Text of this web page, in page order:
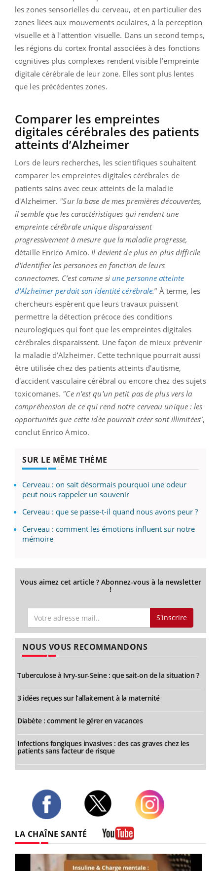
les zones sensorielles du cerveau, et en particulier des
zones liées aux mouvements oculaires, à la perception
visuelle et à l'attention visuelle. Dans un second temps,
les régions du cortex frontal associées à des fonctions
cognitives plus complexes rendent visible l’empreinte
digitale cérébrale de leur zone. Elles sont plus lentes
que les précédentes zones.
Comparer les empreintes
digitales cérébrales des patients
atteints d’Alzheimer
Lors de leurs recherches, les scientifiques souhaitent
comparer les empreintes digitales cérébrales de
patients sains avec ceux atteints de la maladie
d'Alzheimer. "Sur la base de mes premières découvertes,
il semble que les caractéristiques qui rendent une
empreinte cérébrale unique disparaissent
progressivement à mesure que la maladie progresse,
détaille Enrico Amico. Il devient de plus en plus difficile
d'identifier les personnes en fonction de leurs
connectomes. C’est comme si une personne atteinte
d’Alzheimer perdait son identité cérébrale.” À terme, les
chercheurs espèrent que leurs travaux puissent
permettre la détection précoce des conditions
neurologiques qui font que les empreintes digitales
cérébrales disparaissent. Une façon de mieux prévenir
la maladie d’Alzheimer. Cette technique pourrait aussi
être utilisée chez des patients atteints d'autisme,
d'accident vasculaire cérébral ou encore chez des sujets
toxicomanes. "Ce n'est qu'un petit pas de plus vers la
compréhension de ce qui rend notre cerveau unique : les
opportunités que cette idée pourrait créer sont illimitées”,
conclut Enrico Amico.
SUR LE MÊME THÈME
Cerveau : on sait désormais pourquoi une odeur
peut nous rappeler un souvenir
Cerveau : que se passe-t-il quand nous avons peur ?
Cerveau : comment les émotions influent sur notre
mémoire
Vous aimez cet article ? Abonnez-vous à la newsletter
!
S'inscrire
NOUS VOUS RECOMMANDONS
Tuberculose à Ivry-sur-Seine : que sait-on de la situation ?
3 idées reçues sur l’allaitement à la maternité
Diabète : comment le gérer en vacances
Infections fongiques invasives : des cas graves chez les
patients sans facteur de risque
LA CHAÎNE SANTÉ